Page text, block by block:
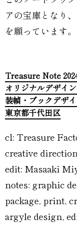
アの宝庫となり
を願っています。
Treasure Note
オリジナルデザイ
装幀・ブックデザ
東京都千代田区
cl: Treasure
creative
edit: Masaaki
notes: graphic
package, print,
argyle design,